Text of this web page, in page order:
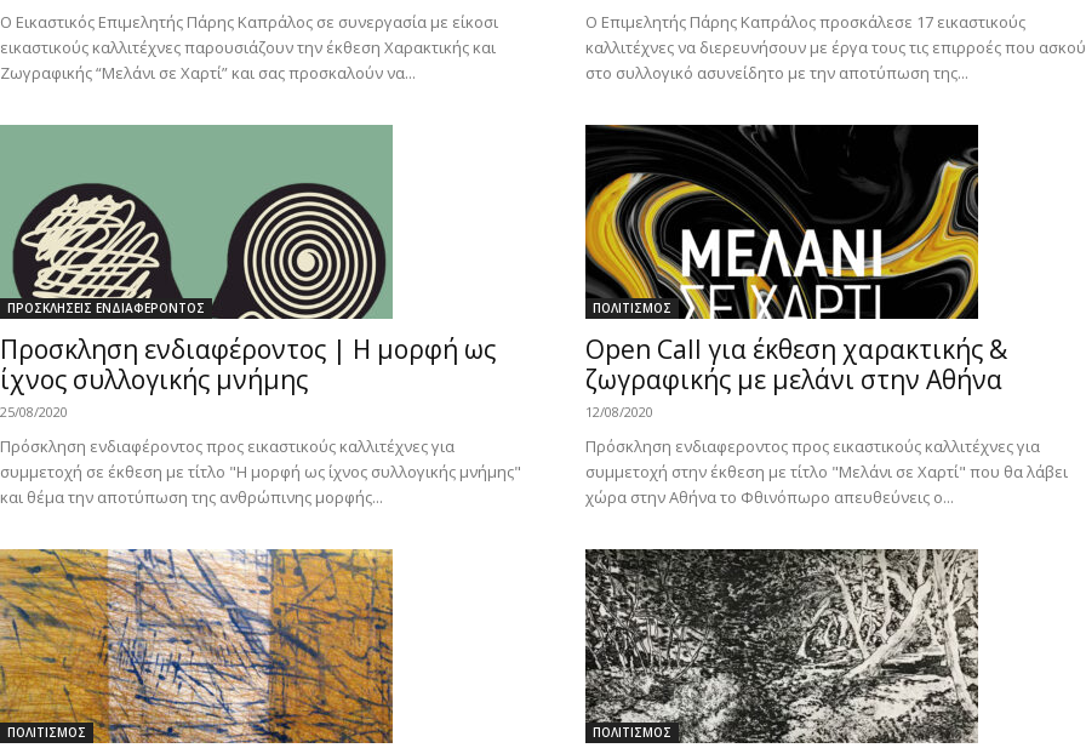
Ο Εικαστικός Επιμελητής Πάρης Καπράλος σε συνεργασία με είκοσι
εικαστικούς καλλιτέχνες παρουσιάζουν την έκθεση Χαρακτικής και
Ζωγραφικής “Μελάνι σε Χαρτί” και σας προσκαλούν να...
Ο Επιμελητής Πάρης Καπράλος προσκάλεσε 17 εικαστικούς
καλλιτέχνες να διερευνήσουν με έργα τους τις επιρροές που
στο συλλογικό ασυνείδητο με την αποτύπωση της...
ΠΡΟΣΚΛΗΣΕΙΣ ΕΝΔΙΑΦΕΡΟΝΤΟΣ
Προσκληση ενδιαφέροντος | Η μορφή ως
ίχνος συλλογικής μνήμης
25/08/2020
Πρόσκληση ενδιαφέροντος προς εικαστικούς καλλιτέχνες για
συμμετοχή σε έκθεση με τίτλο "Η μορφή ως ίχνος συλλογικής μνήμης"
και θέμα την αποτύπωση της ανθρώπινης μορφής...
ΠΟΛΙΤΙΣΜΟΣ
Open Call για έκθεση χαρακτικής &
ζωγραφικής με μελάνι στην Αθήνα
12/08/2020
Πρόσκληση ενδιαφεροντος προς εικαστικούς καλλιτέχνες για
συμμετοχή στην έκθεση με τίτλο "Μελάνι σε Χαρτί" που θα λάβει
χώρα στην Αθήνα το Φθινόπωρο απευθεύνεις ο...
ΠΟΛΙΤΙΣΜΟΣ ΠΟΛΙΤΙΣΜΟΣ